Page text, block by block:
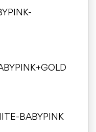
BABYPINK